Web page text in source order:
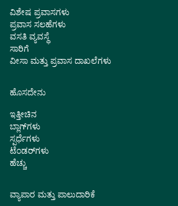
ವಿಶೇಷ ಪ್ರವಾಸಗಳು
ಪ್ರವಾಸ ಸಲಹೆಗಳು
ವಸತಿ ವ್ಯವಸ್ಥೆ
ಸಾರಿಗೆ
ವೀಸಾ ಮತ್ತು ಪ್ರವಾಸ ದಾಖಲೆಗಳು
ಹೊಸದೇನು
ಇತ್ತೀಚಿನ
ಬ್ಲಾಗ್‌ಗಳು
ಸ್ಪರ್ಧೆಗಳು
ಟೆಂಡರ್‌ಗಳು
ಹೆಚ್ಚು
ವ್ಯಾಪಾರ ಮತ್ತು ಪಾಲುದಾರಿಕೆ